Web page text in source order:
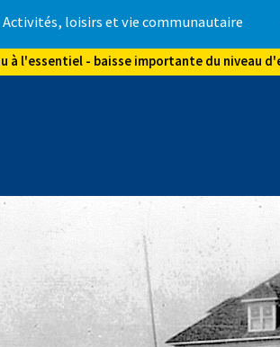
Activités, loisirs et vie communautaire
à l'essentiel - baisse importante du niveau